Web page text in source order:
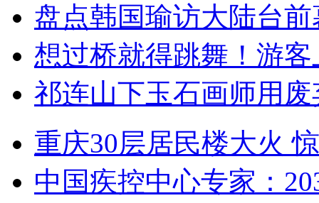
盘点韩国瑜访大陆台
想过桥就得跳舞！游客
祁连山下玉石画师用
重庆30层居民楼大火
中国疾控中心专家：